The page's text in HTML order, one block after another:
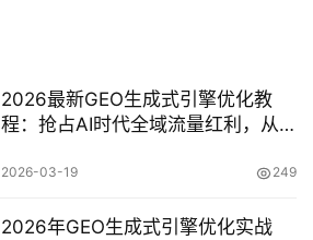
2026最新GEO生成式引擎优化教
程：抢占AI时代全域流量红利，从
2026-03-19 249
2026年GEO生成式引擎优化实战